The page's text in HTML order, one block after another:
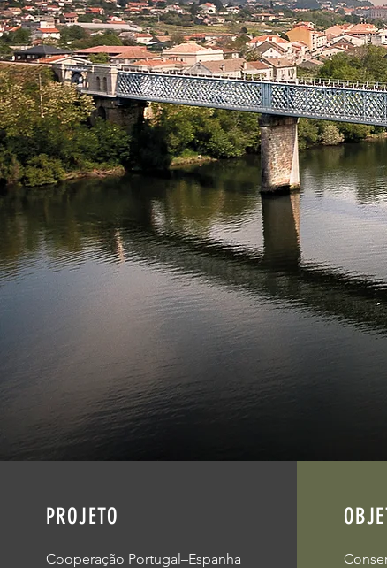
A paz
PROJETO
Cooperação Portugal–Espanha